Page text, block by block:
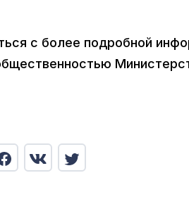
с более подробной